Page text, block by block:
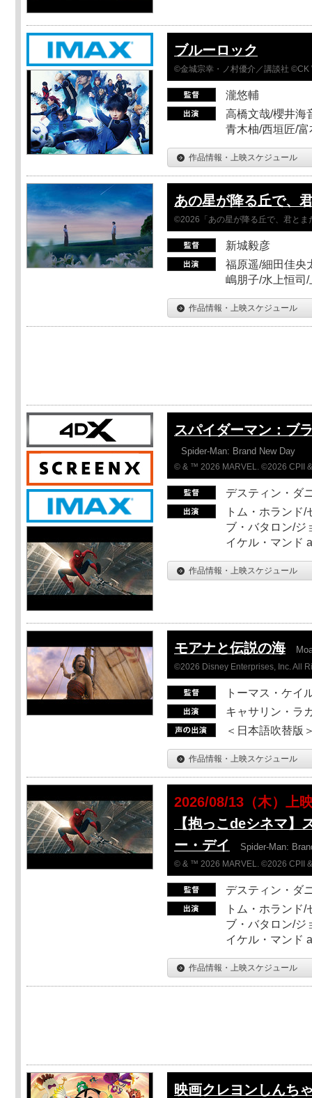
ブルーロック
©金城宗幸・ノ村優介／講談社 ©CK
瀧悠輔
高橋文哉/櫻井海
青木柚/西垣匠/
作品情報・上映スケジュール
あの星が降る丘で、
©2026「あの星が降る丘で、君とま
新城毅彦
福原遥/細田佳央
嶋朋子/水上恒司
作品情報・上映スケジュール
スパイダーマン：ブ
Spider-Man: Brand New Day
© & ™ 2026 MARVEL. ©2026 CPII
デスティン・ダ
トム・ホランド
ブ・バタロン/ジ
イケル・マンド
作品情報・上映スケジュール
モアナと伝説の海
©2026 Disney Enterprises, Inc. All
トーマス・ケイ
キャサリン・ラ
＜日本語吹替版
作品情報・上映スケジュール
2026/08/13（木）上
【抱っこdeシネマ】
ー・デイ
Spider-Man:
© & ™ 2026 MARVEL. ©2026 CPII
デスティン・ダ
トム・ホランド
ブ・バタロン/ジ
イケル・マンド
作品情報・上映スケジュール
映画クレヨンしんち